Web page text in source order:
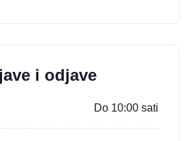
i odjave
Do 10:00 sati